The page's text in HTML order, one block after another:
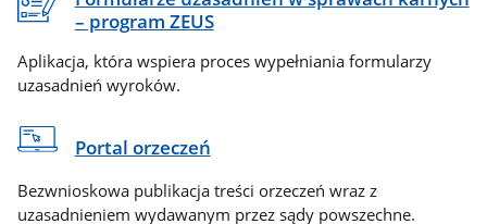
– program ZEUS
Aplikacja, która wspiera proces wypełniania formularzy
uzasadnień wyroków.
Portal orzeczeń
Bezwnioskowa publikacja treści orzeczeń wraz z
uzasadnieniem wydawanym przez sądy powszechne.